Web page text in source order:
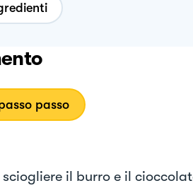
passo
il burro e il